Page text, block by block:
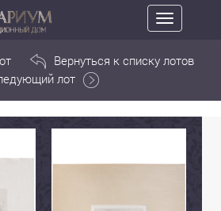
Toggle
navigation
Вернуться к списку лотов
лот